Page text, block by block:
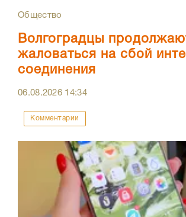
Общество
Волгоградцы
жаловаться на сбой
соединения
06.08.2026 14:34
Комментарии